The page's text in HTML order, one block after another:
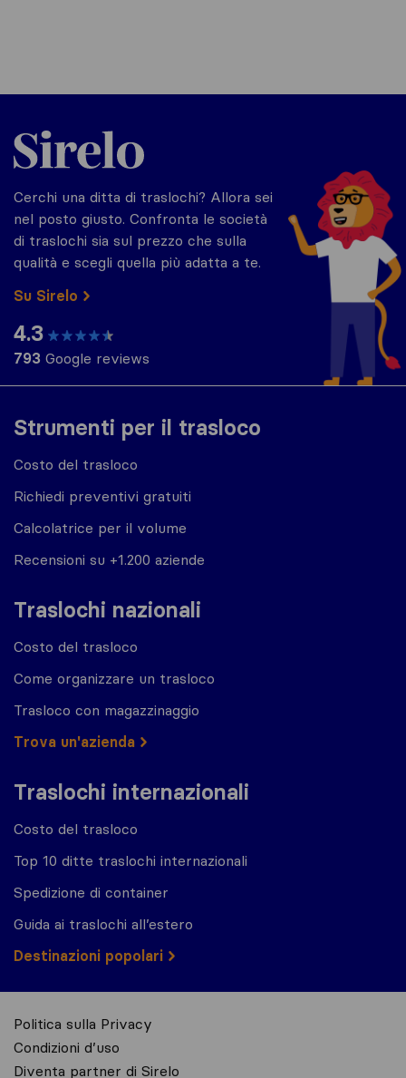
Strumenti per il trasloco
Costo del trasloco
Richiedi preventivi gratuiti
Calcolatrice per il volume
Recensioni su +1.200 aziende
Traslochi nazionali
Costo del trasloco
Come organizzare un trasloco
Trasloco con magazzinaggio
Trova un'azienda
Traslochi internazionali
Costo del trasloco
Top 10 ditte traslochi internazionali
Spedizione di container
Guida ai traslochi all’estero
Destinazioni popolari
Sirelo.it
Cerchi una ditta di traslochi? Allora sei
nel posto giusto. Confronta le società
di traslochi sia sul prezzo che sulla
qualità e scegli quella più adatta a te.
Su Sirelo
4.3
793 Google reviews
Politica sulla Privacy
Condizioni d’uso
Diventa partner di Sirelo